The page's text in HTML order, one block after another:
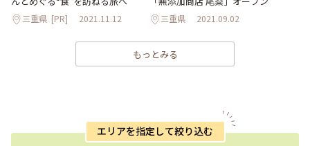
三重県 [PR] 2021.11.12 三重県 2021.09.02
もっとみる
エリアを指定して絞り込む